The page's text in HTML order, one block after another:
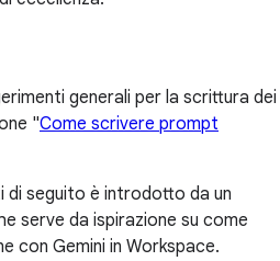
generali per la scrittura dei
"Come scrivere prompt
seguito è introdotto da un
serve da ispirazione su come
con Gemini in Workspace.